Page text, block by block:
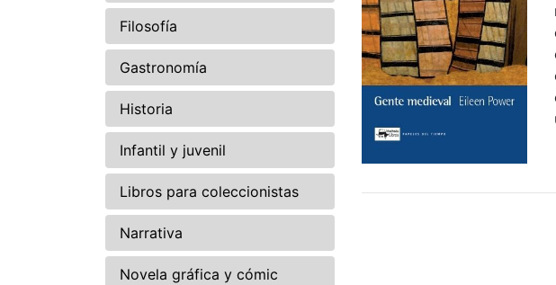
Filosofía
Gastronomía
Historia
Infantil y juvenil
Libros para coleccionistas
Narrativa
Novela gráfica y cómic